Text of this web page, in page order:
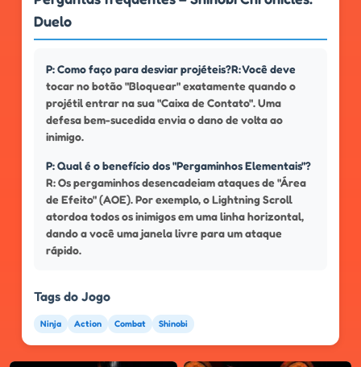
Duelo
P: Como faço para desviar projéteis?R: Você deve
tocar no botão "Bloquear" exatamente quando o
projétil entrar na sua "Caixa de Contato". Uma
defesa bem-sucedida envia o dano de volta ao
inimigo.
P: Qual é o benefício dos "Pergaminhos Elementais"?
R: Os pergaminhos desencadeiam ataques de "Área
de Efeito" (AOE). Por exemplo, o Lightning Scroll
atordoa todos os inimigos em uma linha horizontal,
dando a você uma janela livre para um ataque
rápido.
Tags do Jogo
Ninja Action Combat Shinobi